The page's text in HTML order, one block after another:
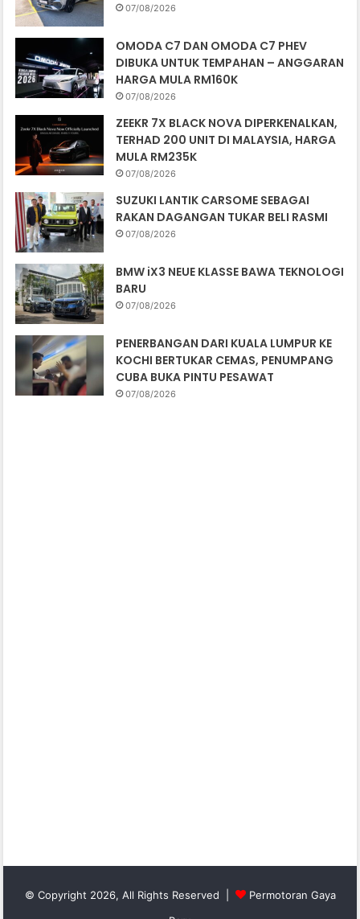
07/08/2026
OMODA C7 DAN OMODA C7 PHEV
DIBUKA UNTUK TEMPAHAN – ANGGARAN
HARGA MULA RM160K
07/08/2026
ZEEKR 7X BLACK NOVA DIPERKENALKAN,
TERHAD 200 UNIT DI MALAYSIA, HARGA
MULA RM235K
07/08/2026
SUZUKI LANTIK CARSOME SEBAGAI
RAKAN DAGANGAN TUKAR BELI RASMI
07/08/2026
BMW iX3 NEUE KLASSE BAWA TEKNOLOGI
BARU
07/08/2026
PENERBANGAN DARI KUALA LUMPUR KE
KOCHI BERTUKAR CEMAS, PENUMPANG
CUBA BUKA PINTU PESAWAT
07/08/2026
© Copyright 2026, All Rights Reserved |
Permotoran Gaya